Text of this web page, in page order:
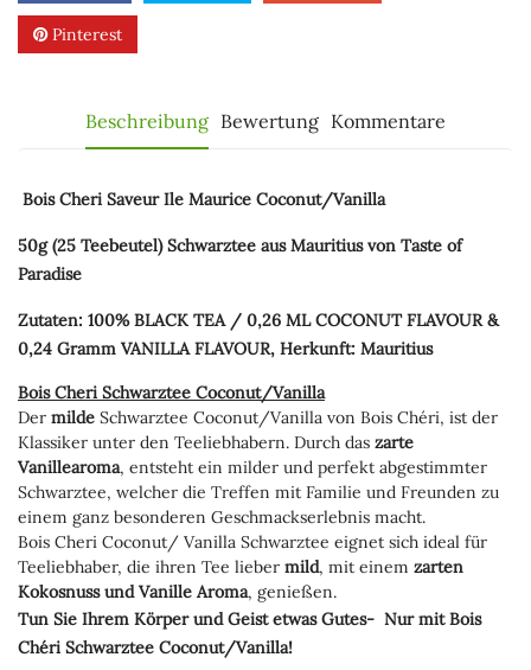
Pinterest
Beschreibung Bewertung Kommentare
Bois Cheri Saveur Ile Maurice Coconut/Vanilla
50g (25 Teebeutel) Schwarztee aus Mauritius von Taste of
Paradise
Zutaten: 100% BLACK TEA / 0,26 ML COCONUT FLAVOUR &
0,24 Gramm VANILLA FLAVOUR, Herkunft: Mauritius
Bois Cheri Schwarztee Coconut/Vanilla
Der milde Schwarztee Coconut/Vanilla von Bois Chéri, ist der
Klassiker unter den Teeliebhabern. Durch das zarte
Vanillearoma, entsteht ein milder und perfekt abgestimmter
Schwarztee, welcher die Treffen mit Familie und Freunden zu
einem ganz besonderen Geschmackserlebnis macht.
Bois Cheri Coconut/ Vanilla Schwarztee eignet sich ideal für
Teeliebhaber, die ihren Tee lieber mild, mit einem zarten
Kokosnuss und Vanille Aroma, genießen.
Tun Sie Ihrem Körper und Geist etwas Gutes- Nur mit Bois
Chéri Schwarztee Coconut/Vanilla!